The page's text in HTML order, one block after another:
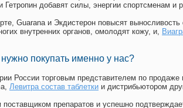
Гетропин добавят силы, энергии спортсменам и
Guarana и Экдистерон повысят выносливость
внутренних органов, омолодят кожу, и,
покупать именно у нас?
России торговым представителем по продаже
, Левитра состав таблетки и дистрибьютором
препаратов и успешно